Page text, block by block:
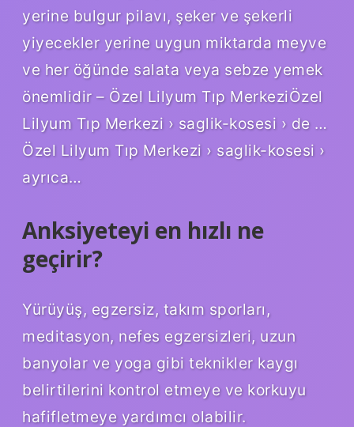
yerine bulgur pilavı, şeker ve şekerli
yiyecekler yerine uygun miktarda meyve
ve her öğünde salata veya sebze yemek
önemlidir – Özel Lilyum Tıp MerkeziÖzel
Lilyum Tıp Merkezi › saglik-kosesi › de …
Özel Lilyum Tıp Merkezi › saglik-kosesi ›
ayrıca…
Anksiyeteyi en hızlı ne
geçirir?
Yürüyüş, egzersiz, takım sporları,
meditasyon, nefes egzersizleri, uzun
banyolar ve yoga gibi teknikler kaygı
belirtilerini kontrol etmeye ve korkuyu
hafifletmeye yardımcı olabilir.